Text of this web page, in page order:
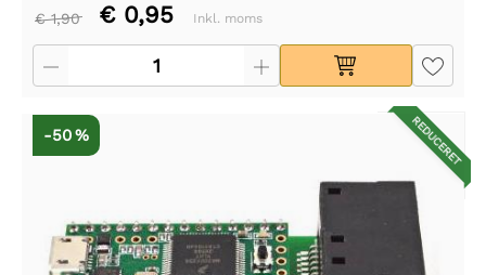
€ 1,90 € 0,95 Inkl. moms
REDUCERET
-50 %